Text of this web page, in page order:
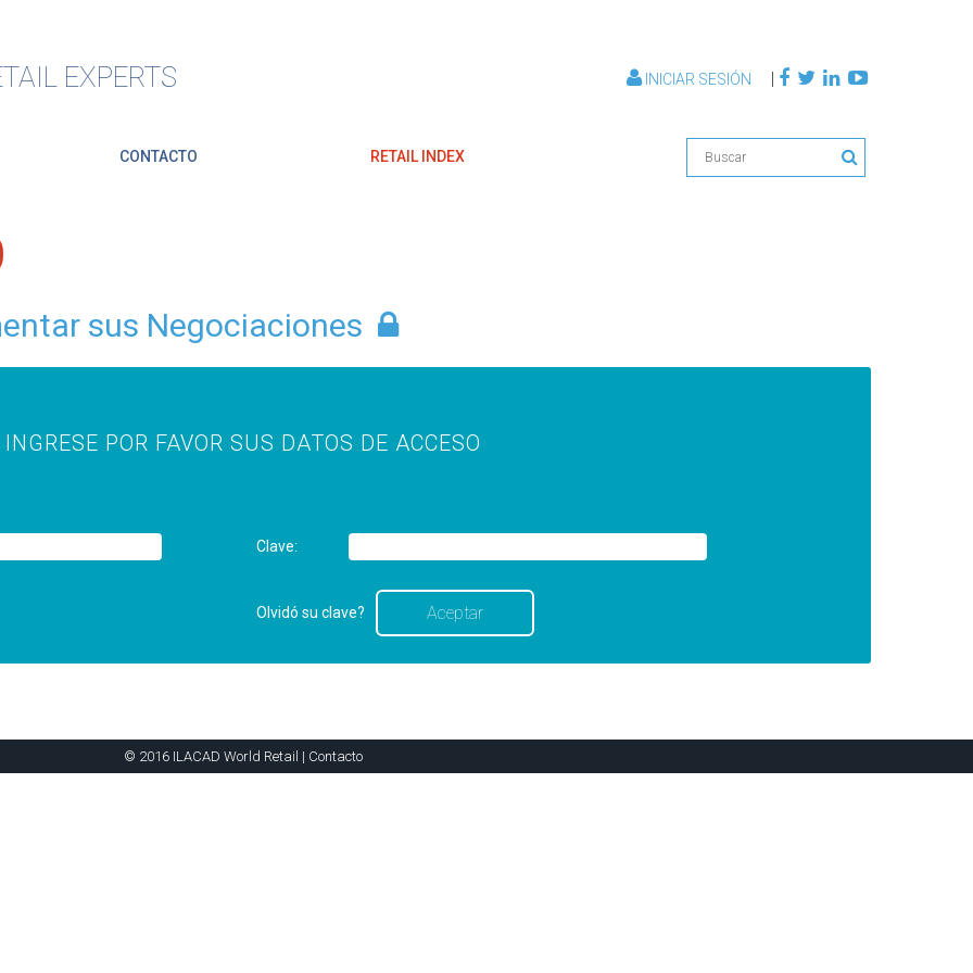
EXPERTS INICIAR SESIÓN |
CONTACTO RETAIL INDEX
sus Negociaciones
INGRESE POR FAVOR SUS DATOS DE ACCESO
Clave:
Olvidó su clave?
© 2016 ILACAD World Retail | Contacto